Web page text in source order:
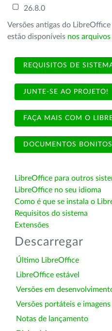
26.8.0
Versões antigas do
estão disponíveis nos arquivos
REQUISITOS DE
JUNTE-SE AO PROJETO!
FAÇA MAIS COM O
DOCUMENTOS BONITOS
LibreOffice para outros
LibreOffice no seu idioma
Como é que se instala o
Requisitos do sistema
Extensões
Descarregar
Último LibreOffice
LibreOffice estável
Versões em
Versões portáteis e
Notas de lançamento